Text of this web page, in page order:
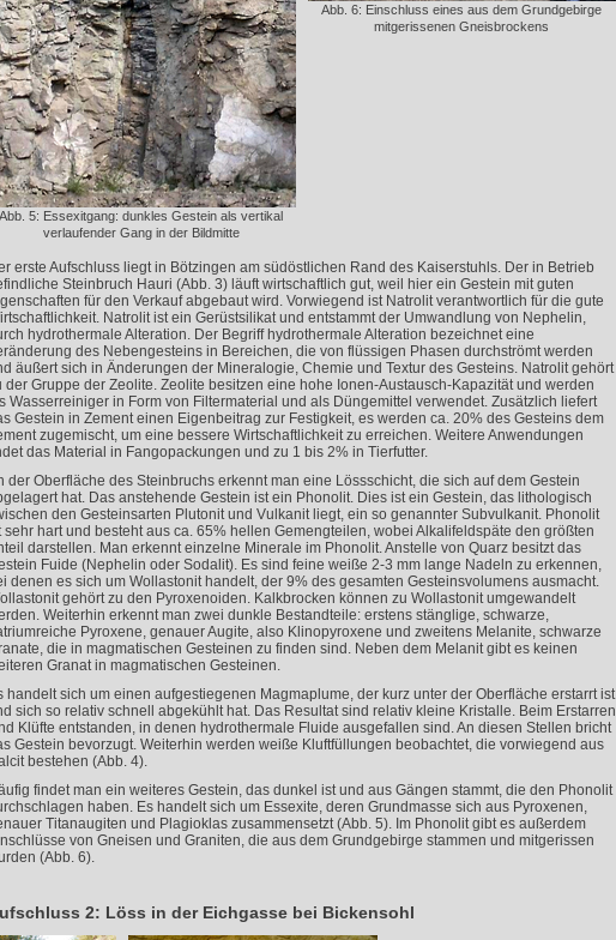
Abb. 5: Essexitgang: dunkles Gestein als vertikal
verlaufender Gang in der Bildmitte
Abb. 6: Einschluss eines aus dem Grundgebirge
mitgerissenen Gneisbrockens
erste Aufschluss liegt in Bötzingen am südöstlichen Rand des Kaiserstuhls. Der in Betrieb
Steinbruch Hauri (Abb. 3) läuft wirtschaftlich gut, weil hier ein Gestein mit guten
für den Verkauf abgebaut wird. Vorwiegend ist Natrolit verantwortlich für die gute
Natrolit ist ein Gerüstsilikat und entstammt der Umwandlung von Nephelin,
hydrothermale Alteration. Der Begriff hydrothermale Alteration bezeichnet eine
des Nebengesteins in Bereichen, die von flüssigen Phasen durchströmt werden
äußert sich in Änderungen der Mineralogie, Chemie und Textur des Gesteins. Natrolit gehört
der Gruppe der Zeolite. Zeolite besitzen eine hohe Ionen-Austausch-Kapazität und werden
Wasserreiniger in Form von Filtermaterial und als Düngemittel verwendet. Zusätzlich liefert
Gestein in Zement einen Eigenbeitrag zur Festigkeit, es werden ca. 20% des Gesteins dem
zugemischt, um eine bessere Wirtschaftlichkeit zu erreichen. Weitere Anwendungen
das Material in Fangopackungen und zu 1 bis 2% in Tierfutter.
der Oberfläche des Steinbruchs erkennt man eine Lössschicht, die sich auf dem Gestein
hat. Das anstehende Gestein ist ein Phonolit. Dies ist ein Gestein, das lithologisch
den Gesteinsarten Plutonit und Vulkanit liegt, ein so genannter Subvulkanit. Phonolit
sehr hart und besteht aus ca. 65% hellen Gemengteilen, wobei Alkalifeldspäte den größten
darstellen. Man erkennt einzelne Minerale im Phonolit. Anstelle von Quarz besitzt das
Fuide (Nephelin oder Sodalit). Es sind feine weiße 2-3 mm lange Nadeln zu erkennen,
denen es sich um Wollastonit handelt, der 9% des gesamten Gesteinsvolumens ausmacht.
gehört zu den Pyroxenoiden. Kalkbrocken können zu Wollastonit umgewandelt
Weiterhin erkennt man zwei dunkle Bestandteile: erstens stänglige, schwarze,
Pyroxene, genauer Augite, also Klinopyroxene und zweitens Melanite, schwarze
die in magmatischen Gesteinen zu finden sind. Neben dem Melanit gibt es keinen
Granat in magmatischen Gesteinen.
handelt sich um einen aufgestiegenen Magmaplume, der kurz unter der Oberfläche erstarrt ist
sich so relativ schnell abgekühlt hat. Das Resultat sind relativ kleine Kristalle. Beim Erstarren
Klüfte entstanden, in denen hydrothermale Fluide ausgefallen sind. An diesen Stellen bricht
Gestein bevorzugt. Weiterhin werden weiße Kluftfüllungen beobachtet, die vorwiegend aus
bestehen (Abb. 4).
findet man ein weiteres Gestein, das dunkel ist und aus Gängen stammt, die den Phonolit
haben. Es handelt sich um Essexite, deren Grundmasse sich aus Pyroxenen,
Titanaugiten und Plagioklas zusammensetzt (Abb. 5). Im Phonolit gibt es außerdem
von Gneisen und Graniten, die aus dem Grundgebirge stammen und mitgerissen
(Abb. 6).
2: Löss in der Eichgasse bei Bickensohl